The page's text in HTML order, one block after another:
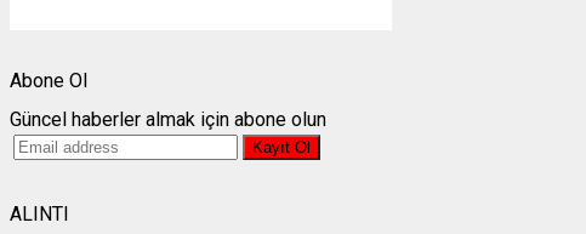
Abone Ol
Güncel haberler almak için abone olun
ALINTI